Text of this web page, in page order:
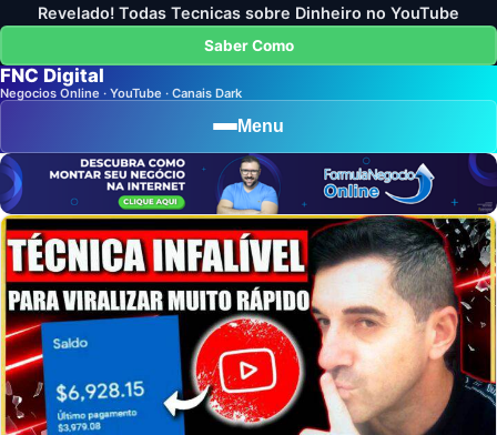
Revelado! Todas Tecnicas sobre Dinheiro no YouTube
Saber Como
FNC Digital
Negocios Online · YouTube · Canais Dark
Menu